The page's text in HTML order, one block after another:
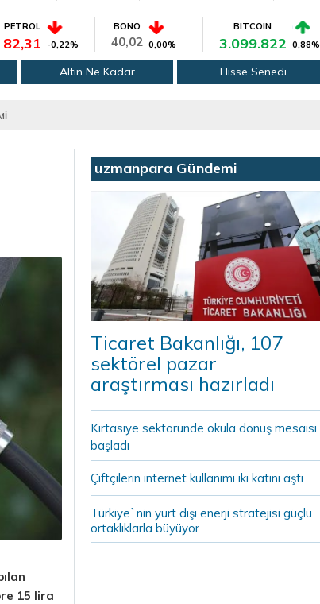
PETROL
82,31 -0,22%
BONO
40,02 0,00%
BITCOIN
3.099.822 0,88%
Altın Ne Kadar Hisse Senedi
15 lira
uzmanpara Gündemi
Ticaret Bakanlığı, 107
sektörel pazar
araştırması hazırladı
Kırtasiye sektöründe okula dönüş mesaisi
başladı
Çiftçilerin internet kullanımı iki katını aştı
Türkiye`nin yurt dışı enerji stratejisi güçlü
ortaklıklarla büyüyor